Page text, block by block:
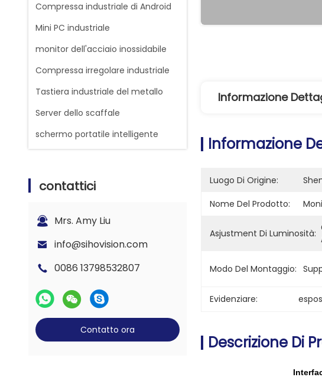
Compressa industriale di Android
Mini PC industriale
monitor dell'acciaio inossidabile
Compressa irregolare industriale
Tastiera industriale del metallo
Server dello scaffale
schermo portatile intelligente
contattici
Mrs. Amy Liu
info@sihovision.com
0086 13798532807
Contatto ora
Informazione
Informazione
Luogo Di Origine:
Nome Del Prodotto:
Asjustment Di Luminosità:
Modo Del Montaggio:
Evidenziare:
Descrizione Di